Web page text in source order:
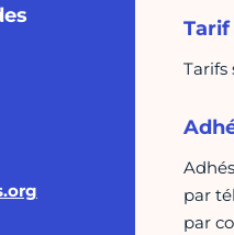
Tarif
Tarifs
par
par